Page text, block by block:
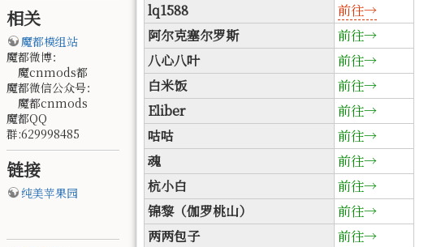
相关
魔都模组站
魔都微博：
魔cnmods都
魔都微信公众号：
魔都cnmods
魔都QQ
群:629998485
链接
纯美苹果园
lq1588
前往→
阿尔克塞尔罗斯
前往→
八心八叶
前往→
白米饭
前往→
Eliber
前往→
咕咕
前往→
魂
前往→
杭小白
前往→
锦黎（伽罗桃山）
前往→
两两包子
前往→